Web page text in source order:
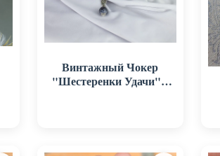
Винтажный Чокер
"Шестеренки Удачи" с